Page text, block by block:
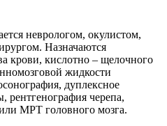
неврологом, окулистом,
Назначаются
крови, кислотно – щелочного
жидкости
дуплексное
рентгенография черепа,
МРТ головного мозга.